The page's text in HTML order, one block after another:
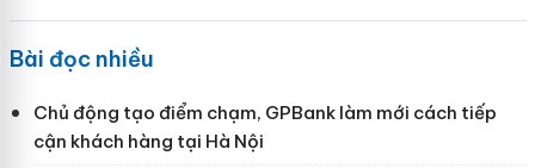
Bài đọc nhiều
Chủ động tạo điểm chạm, GPBank làm mới cách tiếp
cận khách hàng tại Hà Nội